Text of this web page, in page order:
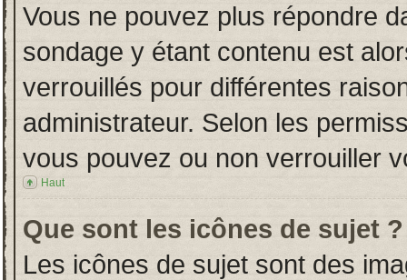
Vous ne pouvez plus répondre
sondage y étant contenu est
verrouillés pour différentes
administrateur. Selon les
vous pouvez ou non verrouiller
Haut
Que sont les icônes de sujet ?
Les icônes de sujet sont des